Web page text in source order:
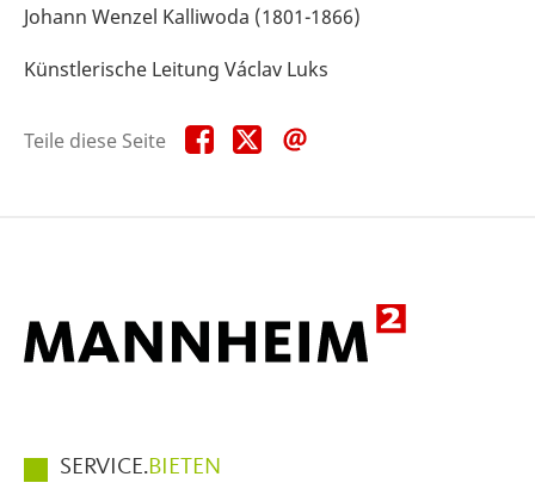
Johann Wenzel Kalliwoda (1801-1866)
Künstlerische Leitung Václav Luks
Teile diese Seite Teile
diese
Teile
diese
Hauptmenüpunkte
SERVICE.BIETEN